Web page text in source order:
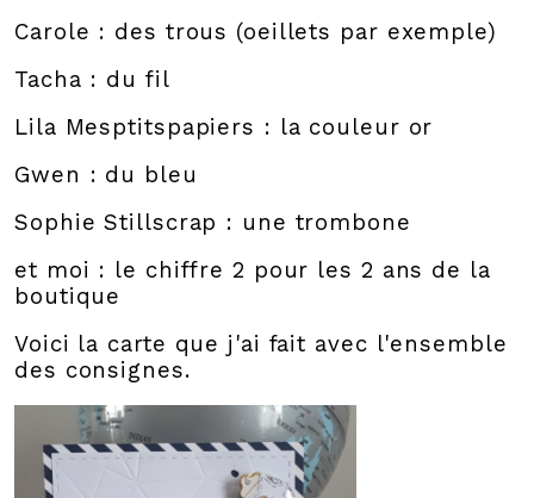
Carole : des trous (oeillets par exemple)
Tacha : du fil
Lila Mesptitspapiers : la couleur or
Gwen : du bleu
Sophie Stillscrap : une trombone
et moi : le chiffre 2 pour les 2 ans de la
boutique
Voici la carte que j'ai fait avec l'ensemble
des consignes.